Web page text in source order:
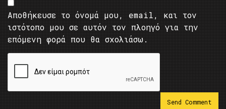
Αποθήκευσε το όνομά μου, email, και τον
ιστότοπο μου σε αυτόν τον πλοηγό για την
επόμενη φορά που θα σχολιάσω.